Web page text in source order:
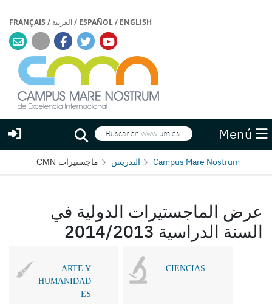
ESPAÑOL/ ENGLISH
/العربية /
FRANÇAIS
Menú
Buscar
Buscar
Campus Mare Nostrum التدريس ماجستيرات CMN
عرض الماجستيرات الدولية في
السنة الدراسية 2014/2013
ARTE Y
HUMANIDAD
ES
CIENCIAS